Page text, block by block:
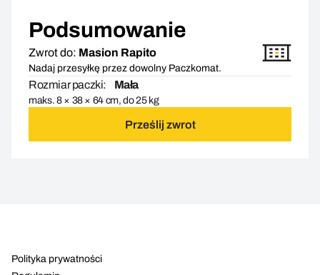
Podsumowanie
Zwrot do: Masion Rapito
Nadaj przesyłkę przez dowolny Paczkomat.
Rozmiar paczki: Mała
maks. 8 × 38 × 64 cm, do 25 kg
Prześlij zwrot
Polityka prywatności